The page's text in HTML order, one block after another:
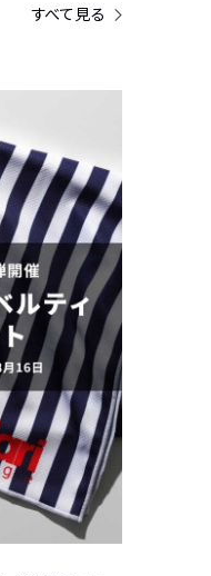
すべて見る